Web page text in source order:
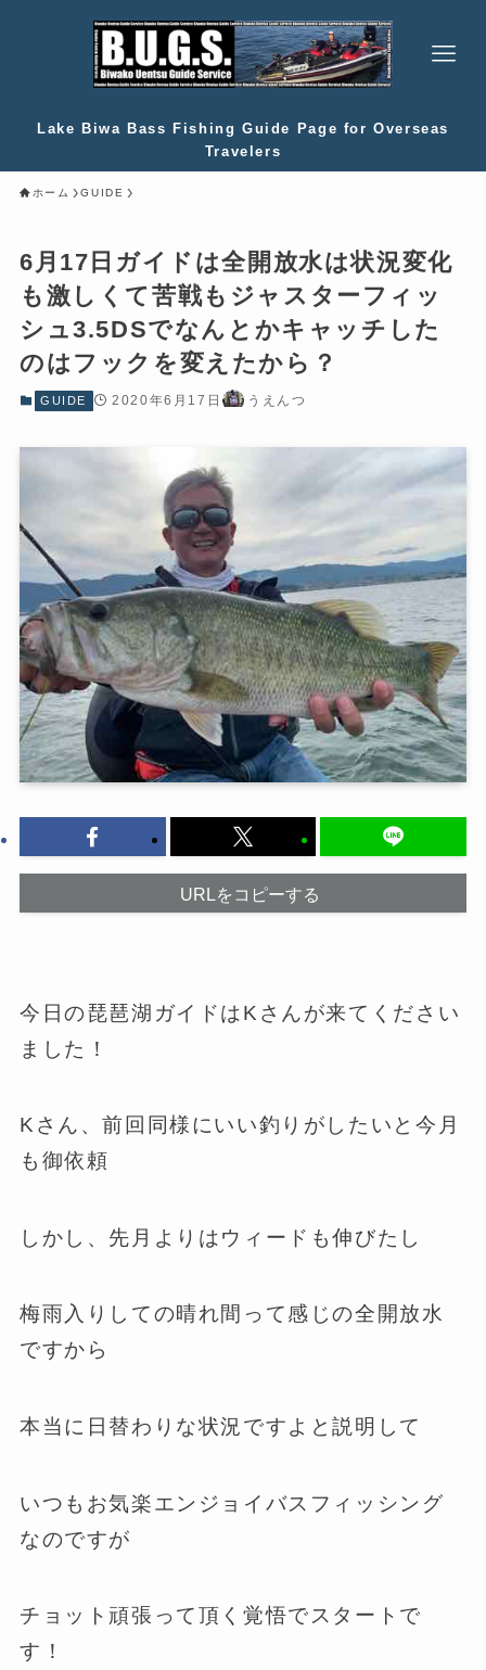
Lake Biwa Bass Fishing Guide Page for Overseas
Travelers
ホーム GUIDE
6月17日ガイドは全開放水は状況変化
も激しくて苦戦もジャスターフィッ
シュ3.5DSでなんとかキャッチした
のはフックを変えたから？
GUIDE 2020年6月17日 うえんつ
URLをコピーする
今日の琵琶湖ガイドはKさんが来てください
ました！
Kさん、前回同様にいい釣りがしたいと今月
も御依頼
しかし、先月よりはウィードも伸びたし
梅雨入りしての晴れ間って感じの全開放水
ですから
本当に日替わりな状況ですよと説明して
いつもお気楽エンジョイバスフィッシング
なのですが
チョット頑張って頂く覚悟でスタートで
す！